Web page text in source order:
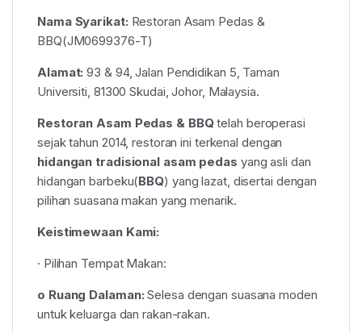
Nama Syarikat: Restoran Asam Pedas &
BBQ(JM0699376-T)
Alamat: 93 & 94, Jalan Pendidikan 5, Taman
Universiti, 81300 Skudai, Johor, Malaysia.
Restoran Asam Pedas & BBQtelah beroperasi
sejak tahun 2014, restoran ini terkenal dengan
hidangan tradisional asam pedas yang asli dan
hidangan barbeku(BBQ) yang lazat, disertai dengan
pilihan suasana makan yang menarik.
Keistimewaan Kami:
· Pilihan Tempat Makan:
o Ruang Dalaman: Selesa dengan suasana moden
untuk keluarga dan rakan-rakan.